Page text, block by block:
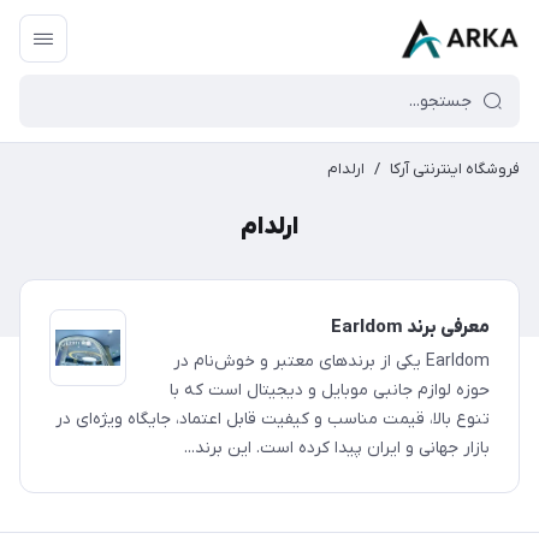
فروشگاه اینترنتی آرکا / ارلدام
ارلدام
معرفی برند Earldom
Earldom یکی از برندهای معتبر و خوش‌نام در
حوزه لوازم جانبی موبایل و دیجیتال است که با
تنوع بالا، قیمت مناسب و کیفیت قابل اعتماد، جایگاه ویژه‌ای در
بازار جهانی و ایران پیدا کرده است. این برند...